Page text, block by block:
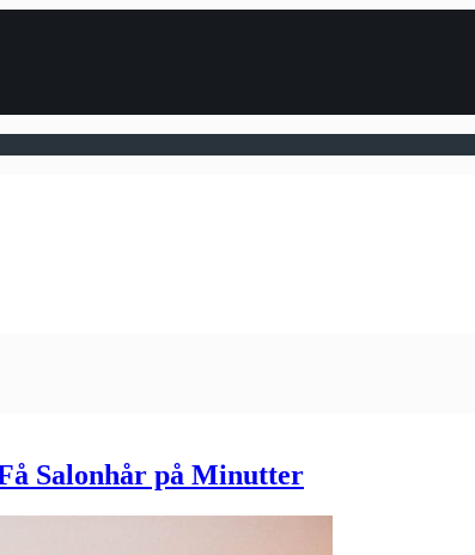
Salonhår på Minutter